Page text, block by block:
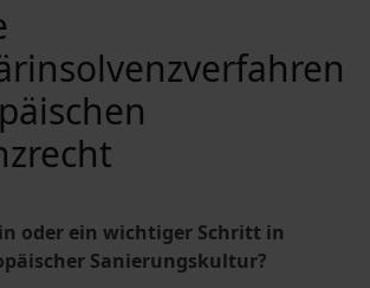
oder ein wichtiger Schritt in
Sanierungskultur?